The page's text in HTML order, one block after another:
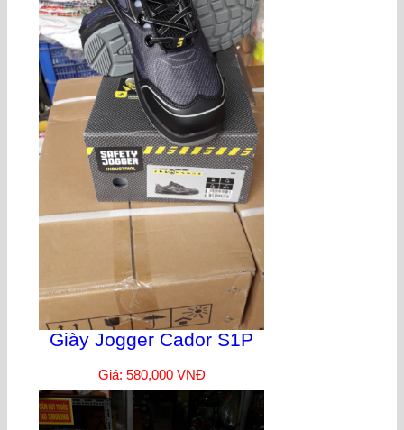
Giày Jogger Cador S1P
Giá: 580,000 VNĐ